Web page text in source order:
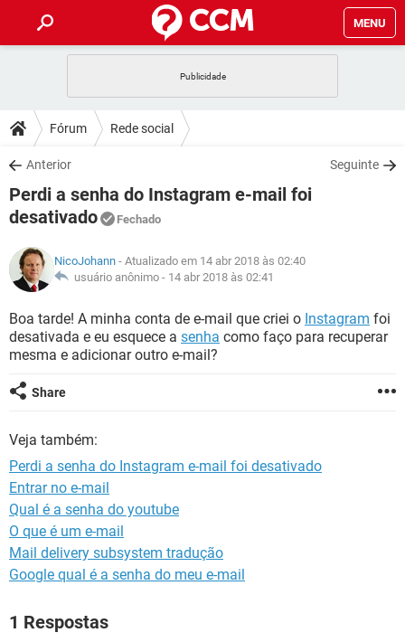
MENU
CELULAR
OUTLOOK
INSTAGRAM GMAIL
GUIA DE COMPRAS
DICAS
JOGOS
OUTLOOK
GUIA DE COMPRAS
DOWNLOADS
JOGOS WHATSAPP
CELULAR
OUTLOOK EXCEL
INSTAGRAM
GUIA DE COMPRAS
FÓRUM
CELULAR FACEBOOK
INSTAGRAM GMAIL
GLOSSÁRIO
JOGOS
CELULAR FACEBOOK
OUTLOOK EXCEL
INSTAGRAM
Fórum Rede social
Anterior Seguinte
Perdi a senha do Instagram e-mail foi
desativado
Fechado
NicoJohann - Atualizado em 14 abr 2018 às 02:40
usuário anônimo - 14 abr 2018 às 02:41
Boa tarde! A minha conta de e-mail que criei o Instagram foi
desativada e eu esquece a senha como faço para recuperar
mesma e adicionar outro e-mail?
Share
Veja também:
Perdi a senha do Instagram e-mail foi desativado
Entrar no e-mail
Qual é a senha do youtube
O que é um e-mail
Mail delivery subsystem tradução
Google qual é a senha do meu e-mail
1 Respostas